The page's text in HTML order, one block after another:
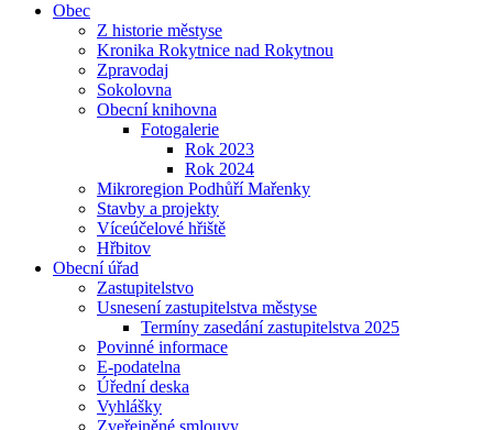
Obec
Z historie městyse
Kronika Rokytnice nad Rokytnou
Zpravodaj
Sokolovna
Obecní knihovna
Fotogalerie
Rok 2023
Rok 2024
Mikroregion Podhůří Mařenky
Stavby a projekty
Víceúčelové hřiště
Hřbitov
Obecní úřad
Zastupitelstvo
Usnesení zastupitelstva městyse
Termíny zasedání zastupitelstva 2025
Povinné informace
E-podatelna
Úřední deska
Vyhlášky
Zveřejněné smlouvy